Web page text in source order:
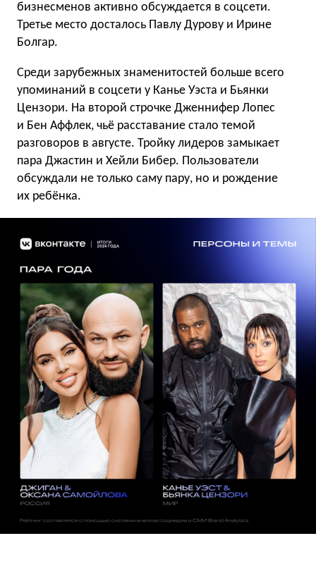
бизнесменов активно обсуждается в соцсети.
Третье место досталось Павлу Дурову и Ирине
Болгар.
Среди зарубежных знаменитостей больше всего
упоминаний в соцсети у Канье Уэста и Бьянки
Цензори. На второй строчке Дженнифер Лопес
и Бен Аффлек, чьё расставание стало темой
разговоров в августе. Тройку лидеров замыкает
пара Джастин и Хейли Бибер. Пользователи
обсуждали не только саму пару, но и рождение
их ребёнка.